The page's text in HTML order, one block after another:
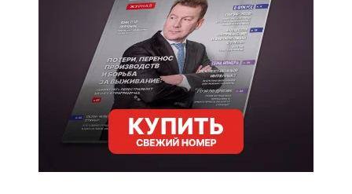
Регулирование
Премия "Тульский Бизнес"
История тульского предпринимательства